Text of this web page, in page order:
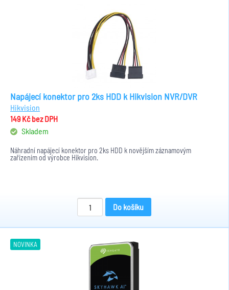
Napájecí konektor pro 2ks HDD k Hikvision NVR/DVR
Hikvision
149 Kčbez DPH
Skladem
Náhradní napájecí konektor pro 2ks HDD k novějším záznamovým
zařízením od výrobce Hikvision.
Do košíku
NOVINKA